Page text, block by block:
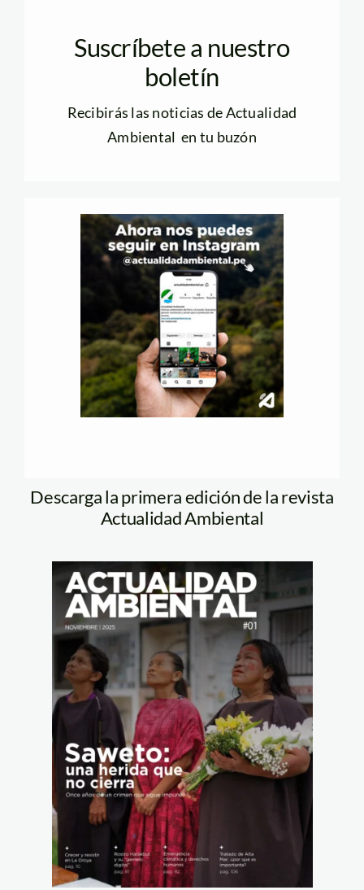
Suscríbete a nuestro
boletín
Recibirás las noticias de Actualidad
Ambiental en tu buzón
Descarga la primera edición de la revista
Actualidad Ambiental